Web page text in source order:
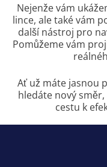
Nejenže vám
lince, ale také vám
další nástroj pro
Pomůžeme vám
Ať už máte jasnou
hledáte nový
cestu k